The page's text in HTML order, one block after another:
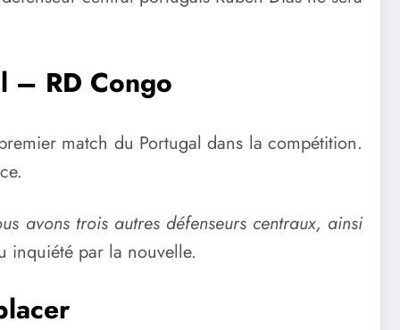
– RD Congo
match du Portugal dans la compétition.
avons trois autres défenseurs centraux, ainsi
inquiété par la nouvelle.